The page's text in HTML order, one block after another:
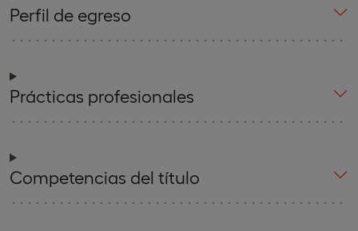
Perfil de egreso
Prácticas profesionales
Competencias del título